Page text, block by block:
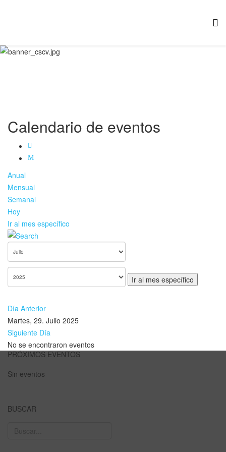
Calendario de eventos
Anual
Mensual
Semanal
Hoy
Ir al mes específico
Ir al mes específico
Día Anterior
Martes, 29. Julio 2025
Siguiente Día
No se encontraron eventos
PRÓXIMOS EVENTOS
Sin eventos
BUSCAR